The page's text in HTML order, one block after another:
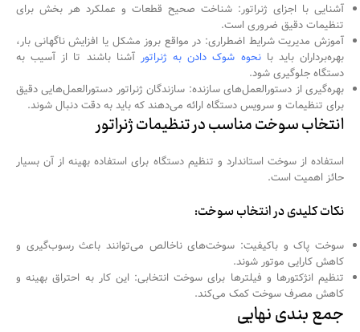
آشنایی با اجزای ژنراتور: شناخت صحیح قطعات و عملکرد هر بخش برای
تنظیمات دقیق ضروری است.
آموزش مدیریت شرایط اضطراری: در مواقع بروز مشکل یا افزایش ناگهانی بار،
بهره‌برداران باید بانحوه شوک دادن به ژنراتور آشنا باشند تا از آسیب به
دستگاه جلوگیری شود.
بهره‌گیری از دستورالعمل‌های سازنده: سازندگان ژنراتور دستورالعمل‌هایی دقیق
برای تنظیمات و سرویس دستگاه ارائه می‌دهند که باید به دقت دنبال شوند.
انتخاب سوخت مناسب در تنظیمات ژنراتور
استفاده از سوخت استاندارد و تنظیم دستگاه برای استفاده بهینه از آن بسیار
حائز اهمیت است.
نکات کلیدی در انتخاب سوخت:
سوخت پاک و باکیفیت: سوخت‌های ناخالص می‌توانند باعث رسوب‌گیری و
کاهش کارایی موتور شوند.
تنظیم انژکتورها و فیلترها برای سوخت انتخابی: این کار به احتراق بهینه و
کاهش مصرف سوخت کمک می‌کند.
جمع بندی نهایی